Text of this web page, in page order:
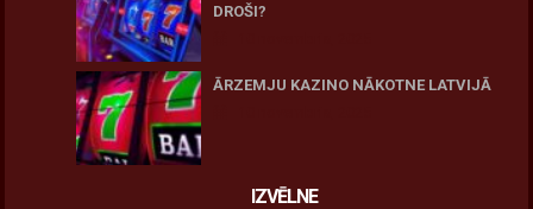
DROŠI?
ĀRZEMJU KAZINO NĀKOTNE LATVIJĀ
IZVĒLNE